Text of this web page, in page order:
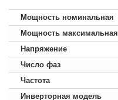
Мощность номинальная
Мощность максимальная
Напряжение
Число фаз
Частота
Инверторная модель